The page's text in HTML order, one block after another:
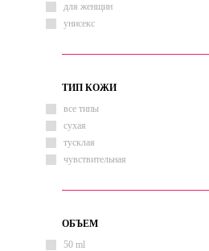
для женщин
унисекс
ТИП КОЖИ
все типы
сухая
тусклая
чувствительная
ОБЪЕМ
50 ml